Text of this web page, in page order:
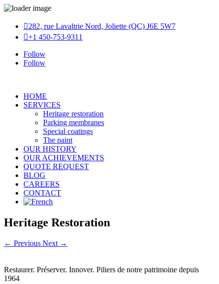
282, rue Lavaltrie Nord, Joliette (QC) J6E 5W7
+1 450-753-9311
Follow
Follow
HOME
SERVICES
Heritage restoration
Parking membranes
Special coatings
The paint
OUR HISTORY
OUR ACHIEVEMENTS
QUOTE REQUEST
BLOG
CAREERS
CONTACT
Heritage Restoration
← Previous Next →
Restaurer. Préserver. Innover. Piliers de notre patrimoine depuis
1964